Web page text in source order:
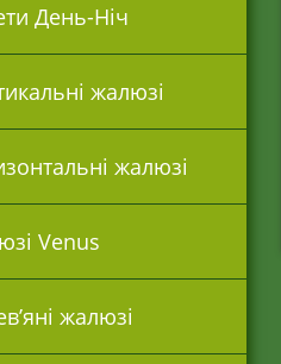
День-Ніч
жалюзі
жалюзі
Venus
жалюзі